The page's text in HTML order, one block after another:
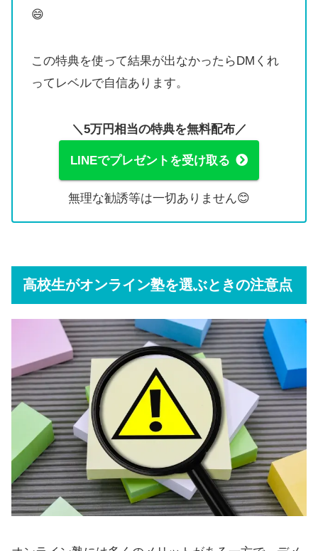
😄
この特典を使って結果が出なかったらDMくれ
ってレベルで自信あります。
＼5万円相当の特典を無料配布／
LINEでプレゼントを受け取る
無理な勧誘等は一切ありません😊
高校生がオンライン塾を選ぶときの注意点